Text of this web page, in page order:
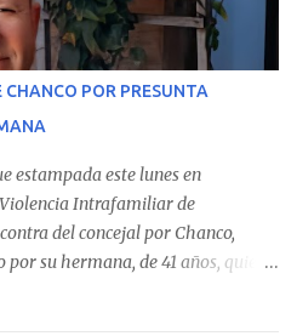
involucrados en este tipo de
que uno de los casos
la Municipalidad de Chanco,
normativa vigente. El informe
dinero apostado se registró en
POR PRESUNTA
estampada este lunes en
Intrafamiliar de
del concejal por Chanco,
por su hermana, de 41 años, quien